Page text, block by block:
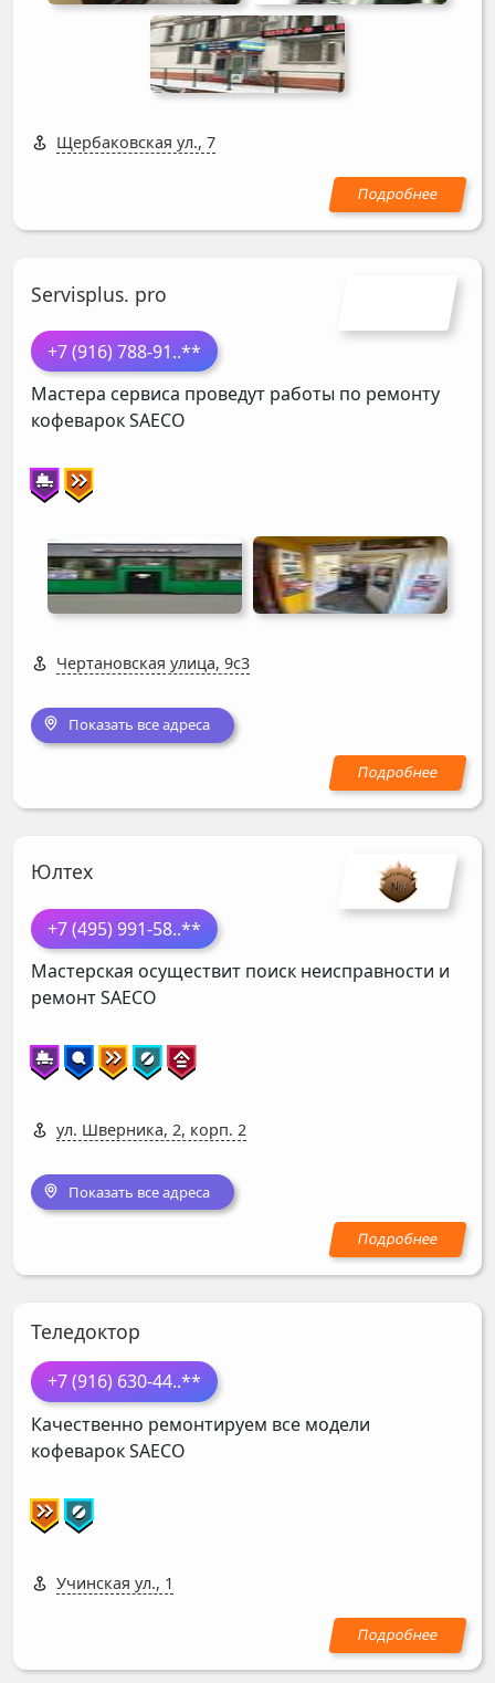
Щербаковская ул., 7
Servisplus. pro
+7 (916) 788-91..**
Мастера сервиса проведут работы по ремонту
кофеварокSAECO
Чертановская улица, 9с3
Показать все адреса
Юлтех
+7 (495) 991-58..**
Мастерская осуществит поиск неисправности и
ремонтSAECO
ул. Шверника, 2, корп. 2
Показать все адреса
Теледоктор
+7 (916) 630-44..**
Качественно ремонтируем все модели
кофеварокSAECO
Учинская ул., 1